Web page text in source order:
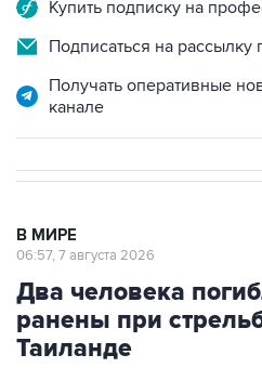
Купить подписку на
Подписаться на рассылку
Получать оперативные
канале
В МИРЕ
06:57, 7 августа 2026
Два человека
ранены при
Таиланде